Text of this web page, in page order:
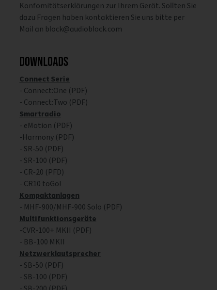
Konfomitätserklärungen zur Ihrem Gerät. Sollten Sie
dazu Fragen haben kontaktieren Sie uns bitte per
Mail an block@audioblock.com
Downloads
Connect Serie
- Connect:One (PDF)
- Connect:Two (PDF)
Smartradio
- eMotion (PDF)
-Harmony (PDF)
- SR-50 (PDF)
- SR-100 (PDF)
- CR-20 (PFD)
- CR10 toGo!
Kompaktanlagen
- MHF-900/MHF-900 Solo (PDF)
Multifunktionsgeräte
-CVR-100+ MKII (PDF)
- BB-100 MKII
Netzwerklautsprecher
- SB-50 (PDF)
- SB-100 (PDF)